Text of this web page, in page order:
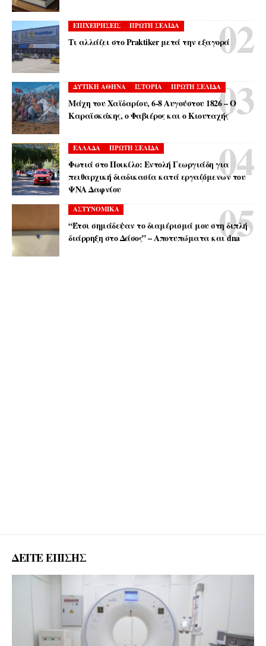
ΕΠΙΧΕΙΡΗΣΕΙΣ ΠΡΩΤΗ ΣΕΛΙΔΑ
Τι αλλάζει στο Praktiker μετά την εξαγορά
ΔΥΤΙΚΗ ΑΘΗΝΑ ΙΣΤΟΡΙΑ ΠΡΩΤΗ ΣΕΛΙΔΑ
Μάχη του Χαϊδαρίου, 6-8 Αυγούστου 1826 – Ο
Καραϊσκάκης, ο Φαβιέρος και ο Κιουταχής
ΕΛΛΑΔΑ ΠΡΩΤΗ ΣΕΛΙΔΑ
Φωτιά στο Ποικίλο: Εντολή Γεωργιάδη για
πειθαρχική διαδικασία κατά εργαζόμενων του
ΨΝΑ Δαφνίου
ΑΣΤΥΝΟΜΙΚΑ
“Έτσι σημάδεψαν το διαμέρισμά μου στη διπλή
διάρρηξη στο Δάσος” – Αποτυπώματα και dna
ΔΕΙΤΕ ΕΠΙΣΗΣ